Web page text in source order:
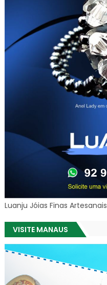
Luanju Jóias Finas Artesanais
VISITE MANAUS